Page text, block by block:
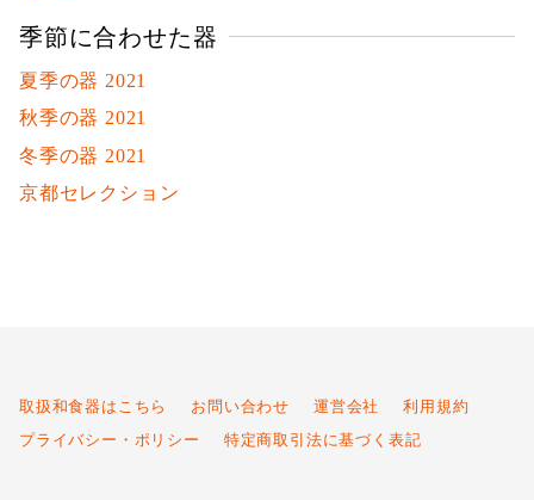
季節に合わせた器
夏季の器 2021
秋季の器 2021
冬季の器 2021
京都セレクション
取扱和食器はこちら お問い合わせ 運営会社 利用規約
プライバシー・ポリシー 特定商取引法に基づく表記